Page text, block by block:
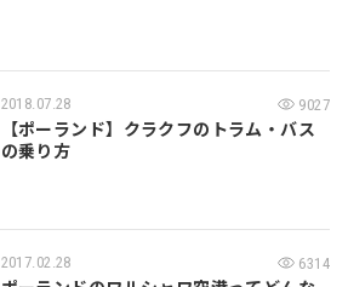
2018.07.28 9027
【ポーランド】クラクフのトラム・バス
の乗り方
2017.02.28 6314